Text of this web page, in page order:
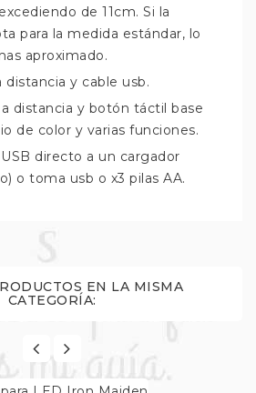
de 11cm. Si la
para la medida estándar, lo
aproximado.
distancia y cable usb.
distancia y botón táctil base
de color y varias funciones.
directo a un cargador
o toma usb o x3 pilas AA.
EN LA MISMA
CATEGORÍA: